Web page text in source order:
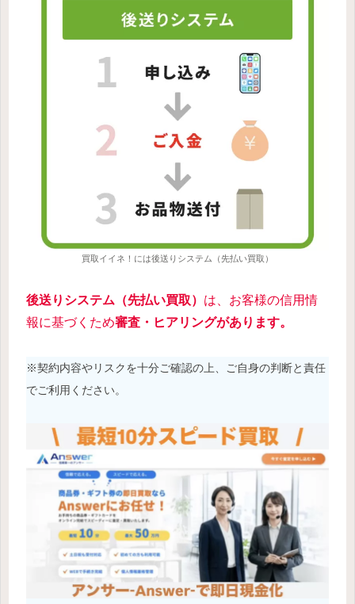
買取イイネ！には後送りシステム（先払い買取）
後送りシステム（先払い買取） は、お客様の信用情
報に基づくため審査・ヒアリングがあります。
※契約内容やリスクを十分ご確認の上、ご自身の判断と責任
でご利用ください。